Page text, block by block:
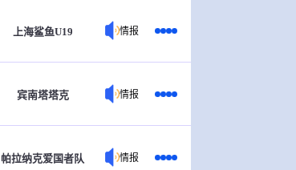
上海鲨鱼U19 情报
宾南塔塔克 情报
帕拉纳克爱国者队 情报